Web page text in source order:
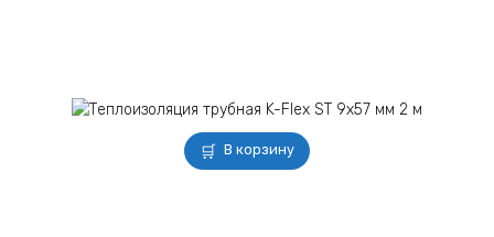
В корзину